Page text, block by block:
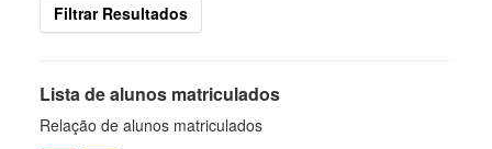
Filtrar Resultados
Lista de alunos matriculados
Relação de alunos matriculados